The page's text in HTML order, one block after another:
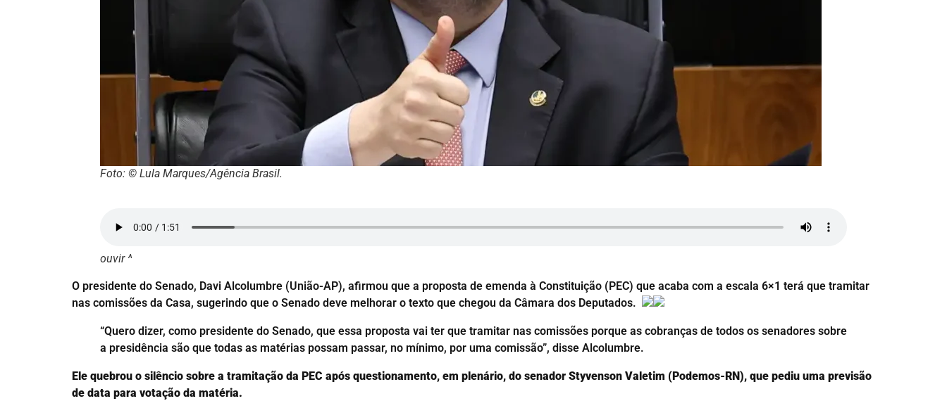
Foto: © Lula Marques/Agência Brasil.
ouvir ^
O presidente do Senado, Davi Alcolumbre (União-AP), afirmou que a proposta de emenda à Constituição (PEC) que acaba com a escala 6×1 terá que tramitar
nas comissões da Casa, sugerindo que o Senado deve melhorar o texto que chegou da Câmara dos Deputados.
“Quero dizer, como presidente do Senado, que essa proposta vai ter que tramitar nas comissões porque as cobranças de todos os senadores sobre
a presidência são que todas as matérias possam passar, no mínimo, por uma comissão”, disse Alcolumbre.
Ele quebrou o silêncio sobre a tramitação da PEC após questionamento, em plenário, do senador Styvenson Valetim (Podemos-RN), que pediu uma previsão
de data para votação da matéria.